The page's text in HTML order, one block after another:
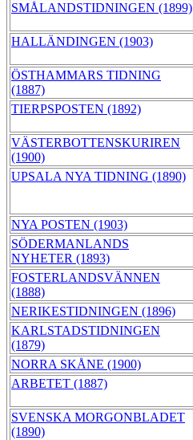
SMÅLANDSTIDNINGEN (1899)
HALLÄNDINGEN (1903)
ÖSTHAMMARS TIDNING
(1887)
TIERPSPOSTEN (1892)
VÄSTERBOTTENSKURIREN
(1900)
UPSALA NYA TIDNING (1890)
NYA POSTEN (1903)
SÖDERMANLANDS
NYHETER (1893)
FOSTERLANDSVÄNNEN
(1888)
NERIKESTIDNINGEN (1896)
KARLSTADSTIDNINGEN
(1879)
NORRA SKÅNE (1900)
ARBETET (1887)
SVENSKA MORGONBLADET
(1890)